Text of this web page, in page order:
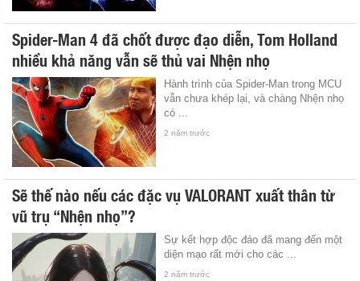
Spider-Man 4 đã chốt được đạo diễn, Tom Holland
nhiều khả năng vẫn sẽ thủ vai Nhện nhọ
Hành trình của Spider-Man trong MCU
vẫn chưa khép lại, và chàng Nhện nhọ
có ...
2 năm trước
Sẽ thế nào nếu các đặc vụ VALORANT xuất thân từ
vũ trụ “Nhện nhọ”?
Sự kết hợp độc đáo đã mang đến một
diện mạo rất mới cho các ...
2 năm trước